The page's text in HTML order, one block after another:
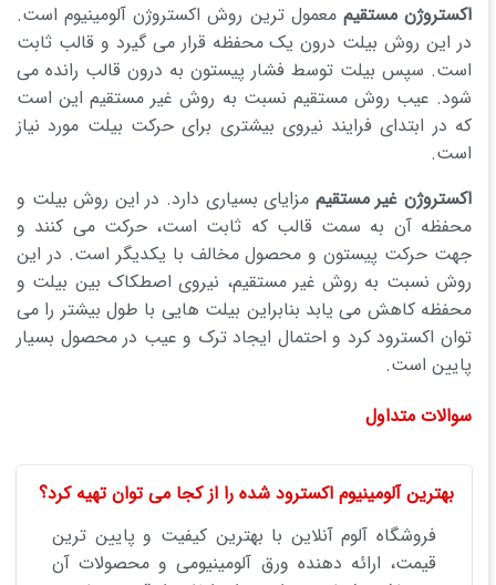
اکستروژن مستقیم معمول ترین روش اکستروژن آلومینیوم است.
در این روش بیلت درون یک محفظه قرار می گیرد و قالب ثابت
است. سپس بیلت توسط فشار پیستون به درون قالب رانده می
شود. عیب روش مستقیم نسبت به روش غیر مستقیم این است
که در ابتدای فرایند نیروی بیشتری برای حرکت بیلت مورد نیاز
است.
اکستروژن غیر مستقیم مزایای بسیاری دارد. در این روش بیلت و
محفظه آن به سمت قالب که ثابت است، حرکت می کنند و
جهت حرکت پیستون و محصول مخالف با یکدیگر است. در این
روش نسبت به روش غیر مستقیم، نیروی اصطکاک بین بیلت و
محفظه کاهش می یابد بنابراین بیلت هایی با طول بیشتر را می
توان اکسترود کرد و احتمال ایجاد ترک و عیب در محصول بسیار
پایین است.
سوالات متداول
بهترین آلومینیوم اکسترود شده را از کجا می توان تهیه کرد؟
فروشگاه آلوم آنلاین با بهترین کیفیت و پایین ترین
قیمت، ارائه دهنده ورق آلومینیومی و محصولات آن